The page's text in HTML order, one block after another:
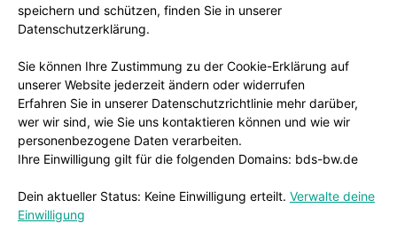
speichern und schützen, finden Sie in unserer
Datenschutzerklärung.
Sie können Ihre Zustimmung zu der Cookie-Erklärung auf
unserer Website jederzeit ändern oder widerrufen
Erfahren Sie in unserer Datenschutzrichtlinie mehr darüber,
wer wir sind, wie Sie uns kontaktieren können und wie wir
personenbezogene Daten verarbeiten.
Ihre Einwilligung gilt für die folgenden Domains: bds-bw.de
Dein aktueller Status: Keine Einwilligung erteilt. Verwalte deine
Einwilligung